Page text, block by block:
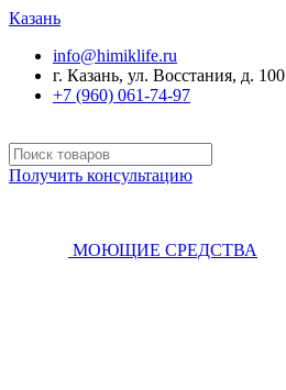
Казань
info@himiklife.ru
г. Казань, ул. Восстания, д. 100
+7 (960) 061-74-97
Получить консультацию
МОЮЩИЕ СРЕДСТВА